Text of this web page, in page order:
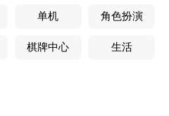
础→拔高→压轴渐进式提高
不同和进度不同两大难题
单机 角色扮演
棋牌中心 生活